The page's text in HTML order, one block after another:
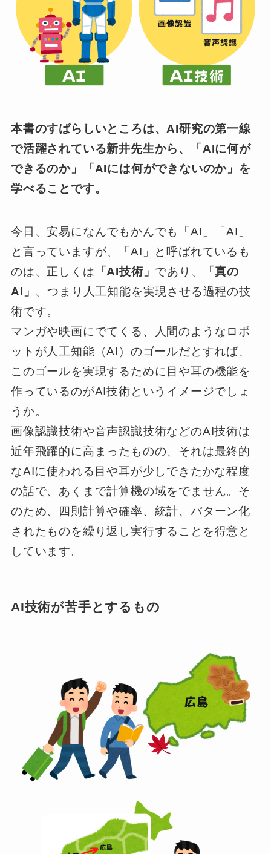
本書のすばらしいところは、AI研究の第一線
で活躍されている新井先生から、「AIに何が
できるのか」「AIには何ができないのか」を
学べることです。
今日、安易になんでもかんでも「AI」「AI」
と言っていますが、「AI」と呼ばれているも
のは、正しくは 「AI技術」 であり、
「真の
AI」 、つまり人工知能を実現させる過程の技
術です。
マンガや映画にでてくる、人間のようなロボ
ットが人工知能（AI）のゴールだとすれば、
このゴールを実現するために目や耳の機能を
作っているのがAI技術というイメージでしょ
うか。
画像認識技術や音声認識技術などのAI技術は
近年飛躍的に高まったものの、それは最終的
なAIに使われる目や耳が少しできたかな程度
の話で、あくまで計算機の域をでません。そ
のため、四則計算や確率、統計、パターン化
されたものを繰り返し実行することを得意と
しています。
AI技術が苦手とするもの